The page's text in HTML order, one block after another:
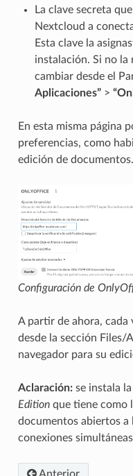
La clave secreta
Nextcloud a
Esta clave la
instalación. Si no la
cambiar desde el
Aplicaciones”>
En esta misma página
preferencias, como
edición de documentos.
Configuración de
A partir de ahora, cada
desde la sección Files/
navegador para su
Aclaración:se instala
Editionque tiene como
documentos abiertos a
conexiones